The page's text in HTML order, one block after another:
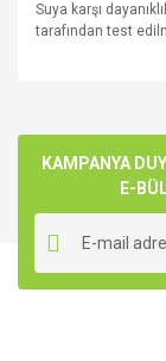
Suya karşı
tarafından test
kullanarak
Görüş ve
Ürün resmi
Ürün
Ürün
Ürün fiyatı
KAMPANYA
E-